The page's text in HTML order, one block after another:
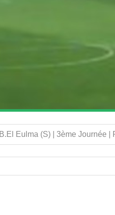
Eulma (S) | 3ème Journée